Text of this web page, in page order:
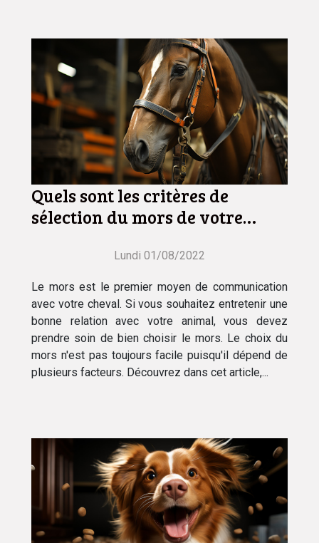
Quels sont les critères de
sélection du mors de votre
Lundi 01/08/2022
Le mors est le premier moyen de communication
avec votre cheval. Si vous souhaitez entretenir une
bonne relation avec votre animal, vous devez
prendre soin de bien choisir le mors. Le choix du
mors n'est pas toujours facile puisqu'il dépend de
plusieurs facteurs. Découvrez dans cet article,...